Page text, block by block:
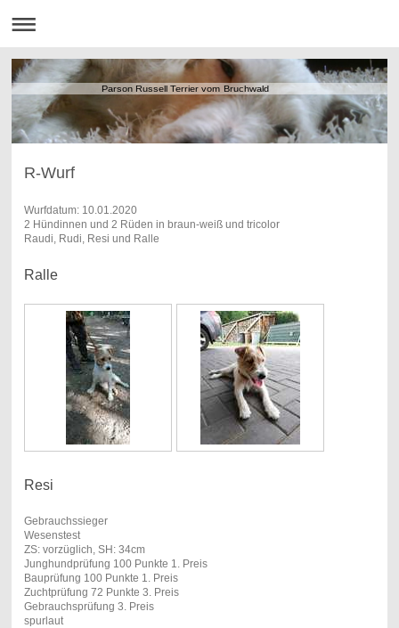
Parson Russell Terrier vom Bruchwald
R-Wurf
Wurfdatum: 10.01.2020
2 Hündinnen und 2 Rüden in braun-weiß und tricolor
Raudi, Rudi, Resi und Ralle
Ralle
Resi
Gebrauchssieger
Wesenstest
ZS: vorzüglich, SH: 34cm
Junghundprüfung 100 Punkte 1. Preis
Bauprüfung 100 Punkte 1. Preis
Zuchtprüfung 72 Punkte 3. Preis
Gebrauchsprüfung 3. Preis
spurlaut